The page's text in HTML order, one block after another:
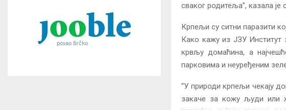
сваког родитеља”, казала
Крпељи су ситни паразити
Како кажу из ЈЗУ Институт
крвљу домаћина, а
парковима и неуређеним
“У природи крпељи чекају
закаче за кожу људи или